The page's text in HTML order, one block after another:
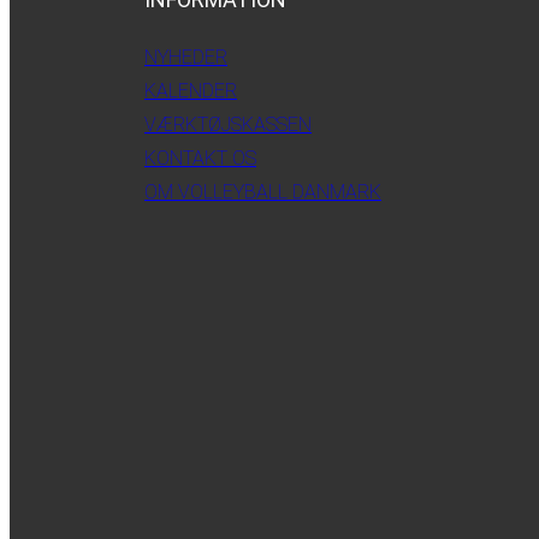
NYHEDER
KALENDER
VÆRKTØJSKASSEN
KONTAKT OS
OM VOLLEYBALL DANMARK